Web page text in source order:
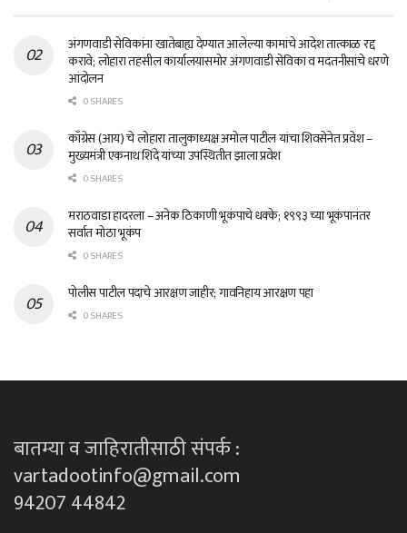
अंगणवाडी सेविकांना खातेबाह्य देण्यात आलेल्या कामांचे आदेश तात्काळ रद्द
करावे; लोहारा तहसील कार्यालयासमोर अंगणवाडी सेविका व मदतनीसांचे धरणे
आंदोलन
0 SHARES
काँग्रेस (आय) चे लोहारा तालुकाध्यक्ष अमोल पाटील यांचा शिवसेनेत प्रवेश –
मुख्यमंत्री एकनाथ शिंदे यांच्या उपस्थितीत झाला प्रवेश
0 SHARES
मराठवाडा हादरला – अनेक ठिकाणी भूकंपाचे धक्के; १९९३ च्या भूकंपानंतर
सर्वात मोठा भूकंप
0 SHARES
पोलीस पाटील पदाचे आरक्षण जाहीर; गावनिहाय आरक्षण पहा
0 SHARES
बातम्या व जाहिरातीसाठी संपर्क :
vartadootinfo@gmail.com
94207 44842